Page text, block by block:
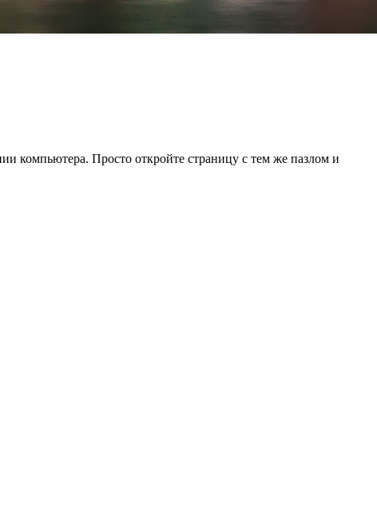
компьютера. Просто откройте страницу с тем же пазлом и